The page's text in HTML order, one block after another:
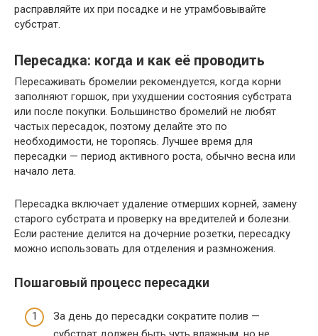
расправляйте их при посадке и не утрамбовывайте
субстрат.
Пересадка: когда и как её проводить
Пересаживать бромелии рекомендуется, когда корни
заполняют горшок, при ухудшении состояния субстрата
или после покупки. Большинство бромелий не любят
частых пересадок, поэтому делайте это по
необходимости, не торопясь. Лучшее время для
пересадки — период активного роста, обычно весна или
начало лета.
Пересадка включает удаление отмерших корней, замену
старого субстрата и проверку на вредителей и болезни.
Если растение делится на дочерние розетки, пересадку
можно использовать для отделения и размножения.
Пошаговый процесс пересадки
За день до пересадки сократите полив —